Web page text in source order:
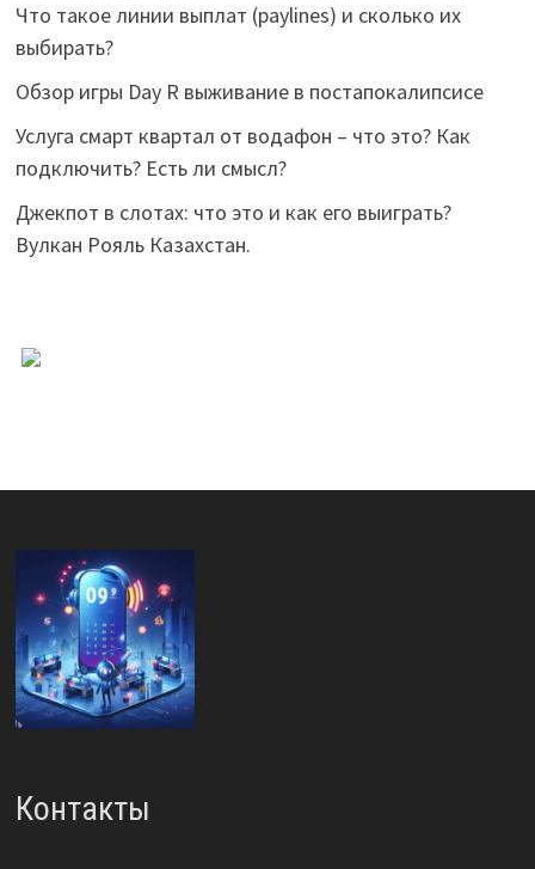
Что такое линии выплат (paylines) и сколько их
выбирать?
Обзор игры Day R выживание в постапокалипсисе
Услуга смарт квартал от водафон – что это? Как
подключить? Есть ли смысл?
Джекпот в слотах: что это и как его выиграть?
Вулкан Рояль Казахстан.
Контакты